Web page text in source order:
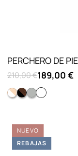
PERCHERO DE
210,00 €189,00 €
Blanco/natural
Nogal/negro
GrisBlanco
NUEVO
REBAJAS